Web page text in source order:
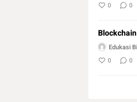
0 0
Edukasi
0 0